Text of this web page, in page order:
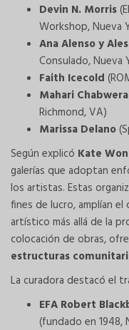
Devin N. Morris
Workshop, Nueva
Ana Alenso y
Consulado, Nueva
Faith Icecold
Mahari Chabwera
Richmond, VA)
Marissa Delano
Según explicó Kate
galerías que adoptan
los artistas. Estas
fines de lucro, amplían
artístico más allá de la
colocación de obras,
estructuras
La curadora destacó el
EFA Robert
(fundado en 1948,